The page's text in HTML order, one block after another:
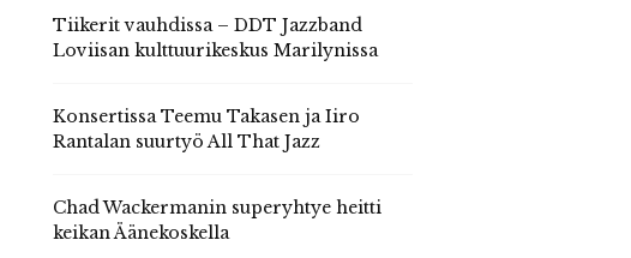
Tiikerit vauhdissa – DDT Jazzband
Loviisan kulttuurikeskus Marilynissa
Konsertissa Teemu Takasen ja Iiro
Rantalan suurtyö All That Jazz
Chad Wackermanin superyhtye heitti
keikan Äänekoskella